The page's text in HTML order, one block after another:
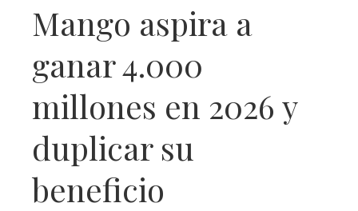
Mango aspira a
ganar 4.000
millones en 2026 y
duplicar su
beneficio